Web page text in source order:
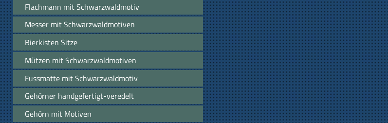
Flachmann mit Schwarzwaldmotiv
Messer mit Schwarzwaldmotiven
Bierkisten Sitze
Mützen mit Schwarzwaldmotiven
Fussmatte mit Schwarzwaldmotiv
Gehörner handgefertigt-veredelt
Gehörn mit Motiven